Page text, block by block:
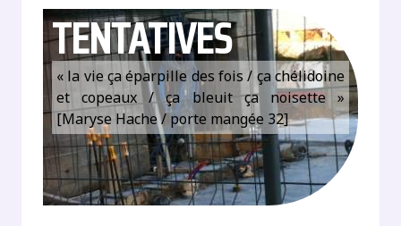
TENTATIVES
« la vie ça éparpille des fois / ça chélidoine
et copeaux / ça bleuit ça noisette »
[Maryse Hache / porte mangée 32]